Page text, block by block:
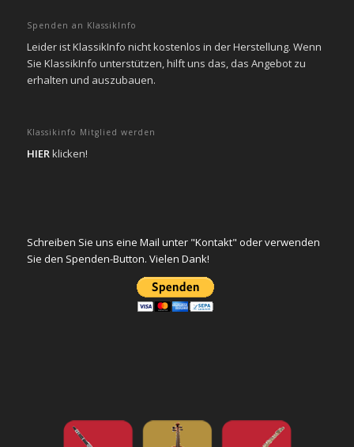
Spenden an KlassikInfo
Leider ist KlassikInfo nicht kostenlos in der Herstellung. Wenn
Sie KlassikInfo unterstützen, hilft uns das, das Angebot zu
erhalten und auszubauen.
Klassikinfo Mitglied werden
HIERklicken!
Schreiben Sie uns eine Mail unter "Kontakt" oder verwenden
Sie den Spenden-Button. Vielen Dank!